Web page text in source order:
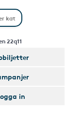
22q11
in